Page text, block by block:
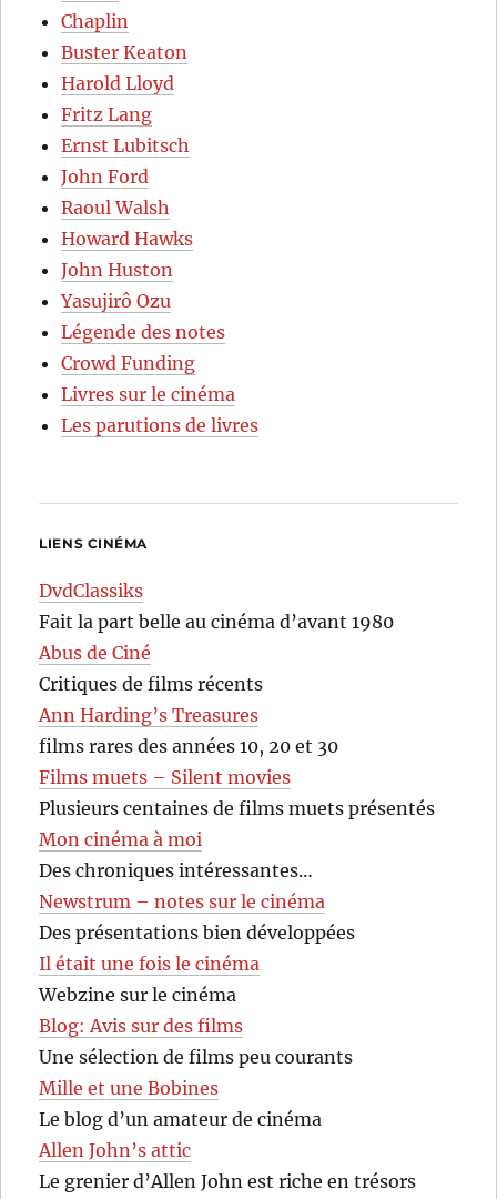
Chaplin
Buster Keaton
Harold Lloyd
Fritz Lang
Ernst Lubitsch
John Ford
Raoul Walsh
Howard Hawks
John Huston
Yasujirô Ozu
Légende des notes
Crowd Funding
Livres sur le cinéma
Les parutions de livres
LIENS CINÉMA
DvdClassiks
Fait la part belle au cinéma d’avant 1980
Abus de Ciné
Critiques de films récents
Ann Harding’s Treasures
films rares des années 10, 20 et 30
Films muets – Silent movies
Plusieurs centaines de films muets présentés
Mon cinéma à moi
Des chroniques intéressantes…
Newstrum – notes sur le cinéma
Des présentations bien développées
Il était une fois le cinéma
Webzine sur le cinéma
Blog: Avis sur des films
Une sélection de films peu courants
Mille et une Bobines
Le blog d’un amateur de cinéma
Allen John’s attic
Le grenier d’Allen John est riche en trésors